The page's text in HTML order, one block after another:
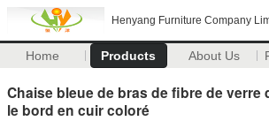
Henyang Furniture Company
Home Products About Us
Chaise bleue de bras de fibre de verre
le bord en cuir coloré